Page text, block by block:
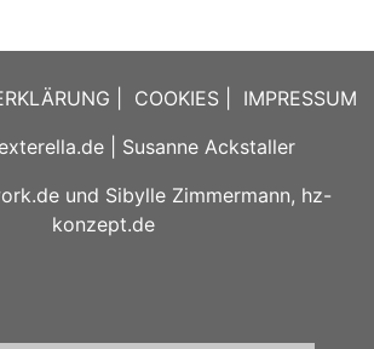
COOKIES
IMPRESSUM
| Susanne Ackstaller
und Sibylle Zimmermann, hz-
konzept.de